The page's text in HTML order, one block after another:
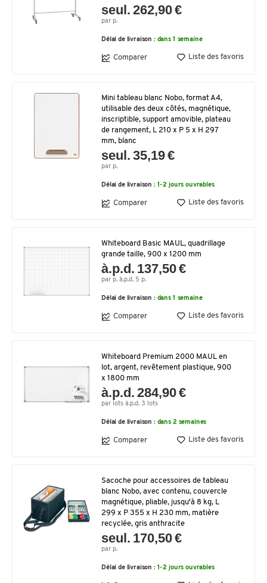
seul. 262,90 €
par p.
Délai de livraison : dans 1 semaine
Comparer Liste des favoris
Mini tableau blanc Nobo, format A4,
utilisable des deux côtés, magnétique,
inscriptible, support amovible, plateau
de rangement, L 210 x P 5 x H 297
mm, blanc
seul. 35,19 €
par p.
Délai de livraison : 1-2 jours ouvrables
Comparer Liste des favoris
Whiteboard Basic MAUL, quadrillage
grande taille, 900 x 1200 mm
à.p.d. 137,50 €
par p. à.p.d. 5 p.
Délai de livraison : dans 1 semaine
Comparer Liste des favoris
Whiteboard Premium 2000 MAUL en
lot, argent, revêtement plastique, 900
x 1800 mm
à.p.d. 284,90 €
par lots à.p.d. 3 lots
Délai de livraison : dans 2 semaines
Comparer Liste des favoris
Sacoche pour accessoires de tableau
blanc Nobo, avec contenu, couvercle
magnétique, pliable, jusqu'à 8 kg, L
299 x P 355 x H 230 mm, matière
recyclée, gris anthracite
seul. 170,50 €
par p.
Délai de livraison : 1-2 jours ouvrables